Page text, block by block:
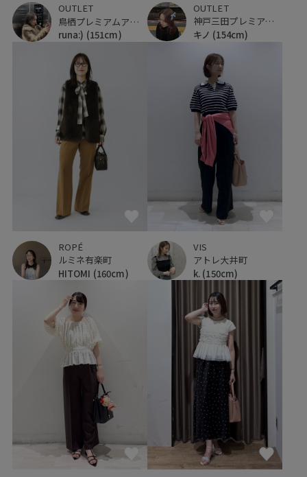
OUTLET
鳥栖プレミアムアウトレット
runa:) (151cm)
OUTLET
神戸三田プレミアム・アウトレット
キノ (154cm)
ROPÉ
ルミネ有楽町
HITOMI (160cm)
VIS
アトレ大井町
k. (150cm)